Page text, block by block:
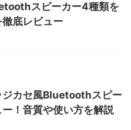
スピーカー4種類を
底レビュー
ジカセ風Bluetoothスピー
！音質や使い方を解説